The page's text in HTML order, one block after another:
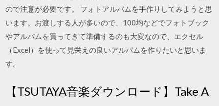
ので注意が必要です。 フォトアルバムを手作りしてみようと思
います。お渡しする人が多いので、100均などでフォトブック
やアルバムを買ってきて準備するのも大変なので、エクセル
（Excel）を使って見栄えの良いアルバムを作りたいと思いま
す。
【TSUTAYA音楽ダウンロード】Take A